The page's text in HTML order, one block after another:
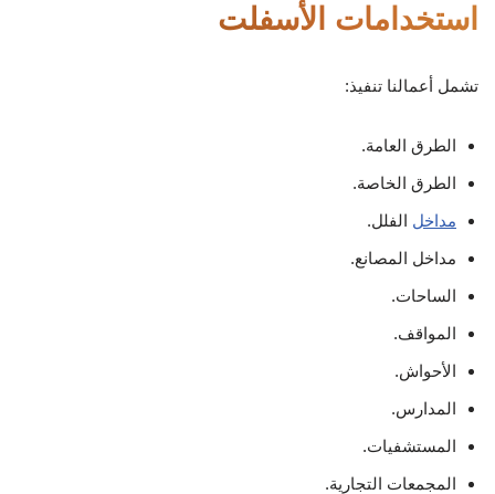
استخدامات الأسفلت
تشمل أعمالنا تنفيذ:
الطرق العامة.
الطرق الخاصة.
مداخل الفلل.
مداخل المصانع.
الساحات.
المواقف.
الأحواش.
المدارس.
المستشفيات.
المجمعات التجارية.